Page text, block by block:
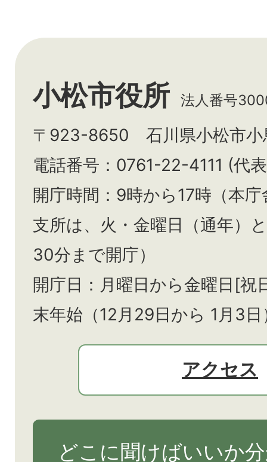
小松市役所 法人番号
〒923-8650 石川県小松市小
電話番号：0761-22-4111 (代
開庁時間：9時から17時（本
支所は、火・金曜日（通年）と
30分まで開庁）
開庁日：月曜日から金曜日[祝
末年始（12月29日から 1月3
アクセス
どこに聞けばいいか